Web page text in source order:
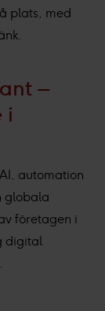
plats, med
–
i
automation
globala
företagen i
digital